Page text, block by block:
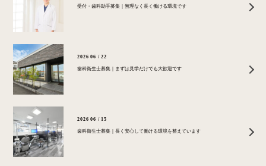
受付・歯科助手募集｜無理なく長く働ける環境です
2026 06 / 22
歯科衛生士募集｜まずは見学だけでも大歓迎です
2026 06 / 15
歯科衛生士募集｜長く安心して働ける環境を整えています